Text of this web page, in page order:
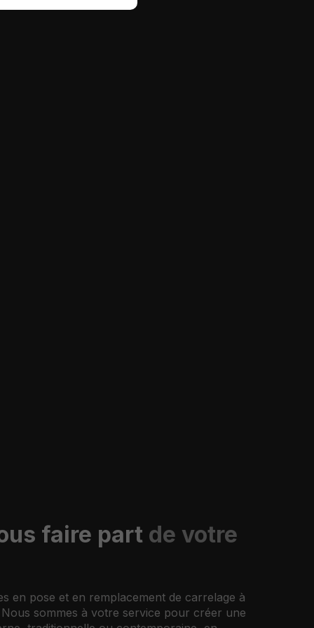
faire part de votre
en pose et en remplacement de carrelage à
sommes à votre service pour créer une